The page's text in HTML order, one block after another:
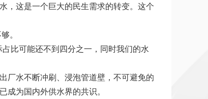
，这是一个巨大的民生需求的转变。这个
。
比可能还不到四分之一，同时我们的水
厂水不断冲刷、浸泡管道壁，不可避免的
为国内外供水界的共识。